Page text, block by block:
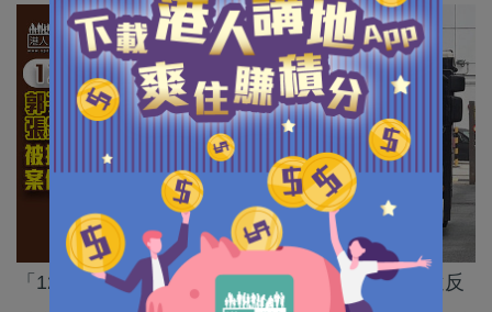
「12港人案」其中5名早前已在內地服刑完畢並遺反